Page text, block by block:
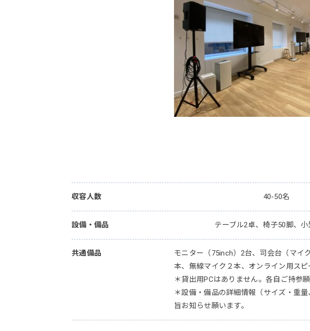
収容人数 40-50名
設備・備品 テーブル2卓、椅子50脚、
共通備品
モニター（75inch）2台、司会台（マイ
本、無線マイク２本、オンライン用スピ
＊貸出用PCはありません。各自ご持参願
＊設備・備品の詳細情報（サイズ・重
旨お知らせ願います。